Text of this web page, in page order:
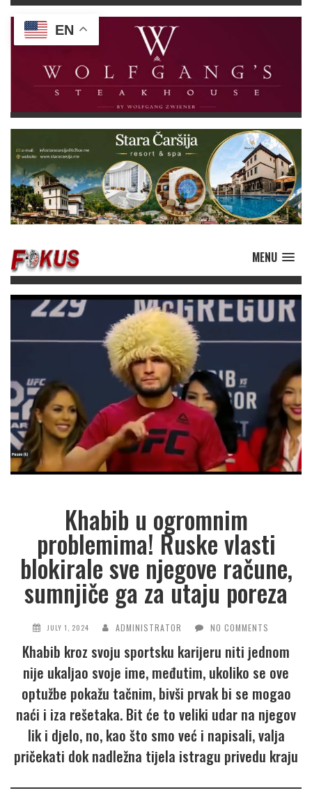
MENU
Khabib u ogromnim
problemima! Ruske vlasti
blokirale sve njegove račune,
sumnjiče ga za utaju poreza
JULY 1, 2024 ADMINISTRATOR NO COMMENTS
Khabib kroz svoju sportsku karijeru niti jednom
nije ukaljao svoje ime, međutim, ukoliko se ove
optužbe pokažu tačnim, bivši prvak bi se mogao
naći i iza rešetaka. Bit će to veliki udar na njegov
lik i djelo, no, kao što smo već i napisali, valja
pričekati dok nadležna tijela istragu privedu kraju
EN